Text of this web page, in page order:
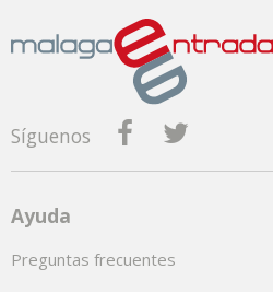
Síguenos
Ayuda
Preguntas frecuentes